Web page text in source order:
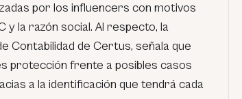
por los influencers con motivos
la razón social. Al respecto, la
Contabilidad de Certus, señala que
protección frente a posibles casos
a la identificación que tendrá cada